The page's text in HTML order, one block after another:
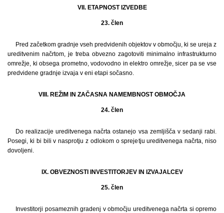
VII. ETAPNOST IZVEDBE
23. člen
Pred začetkom gradnje vseh predvidenih objektov v območju, ki se ureja z
ureditvenim načrtom, je treba obvezno zagotoviti minimalno infrastrukturno
omrežje, ki obsega prometno, vodovodno in elektro omrežje, sicer pa se vse
predvidene gradnje izvaja v eni etapi sočasno.
VIII. REŽIM IN ZAČASNA NAMEMBNOST OBMOČJA
24. člen
Do realizacije ureditvenega načrta ostanejo vsa zemljišča v sedanji rabi.
Posegi, ki bi bili v nasprotju z odlokom o sprejetju ureditvenega načrta, niso
dovoljeni.
IX. OBVEZNOSTI INVESTITORJEV IN IZVAJALCEV
25. člen
Investitorji posameznih gradenj v območju ureditvenega načrta si opremo